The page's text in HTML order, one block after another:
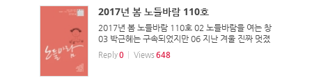
2017년 봄 노들바람 110호
2017년 봄 노들바람 110호 02 노들바람을 여는 창
03 박근혜는 구속되었지만 06 지난 겨울 진짜 멋졌
던 우리, 촛불들 10 [형님 한 말씀] 봄이 오고 있습
니다 12 [고병권의 비마이너] 장애인, 슈퍼맨, 위버
Reply0 Views 648